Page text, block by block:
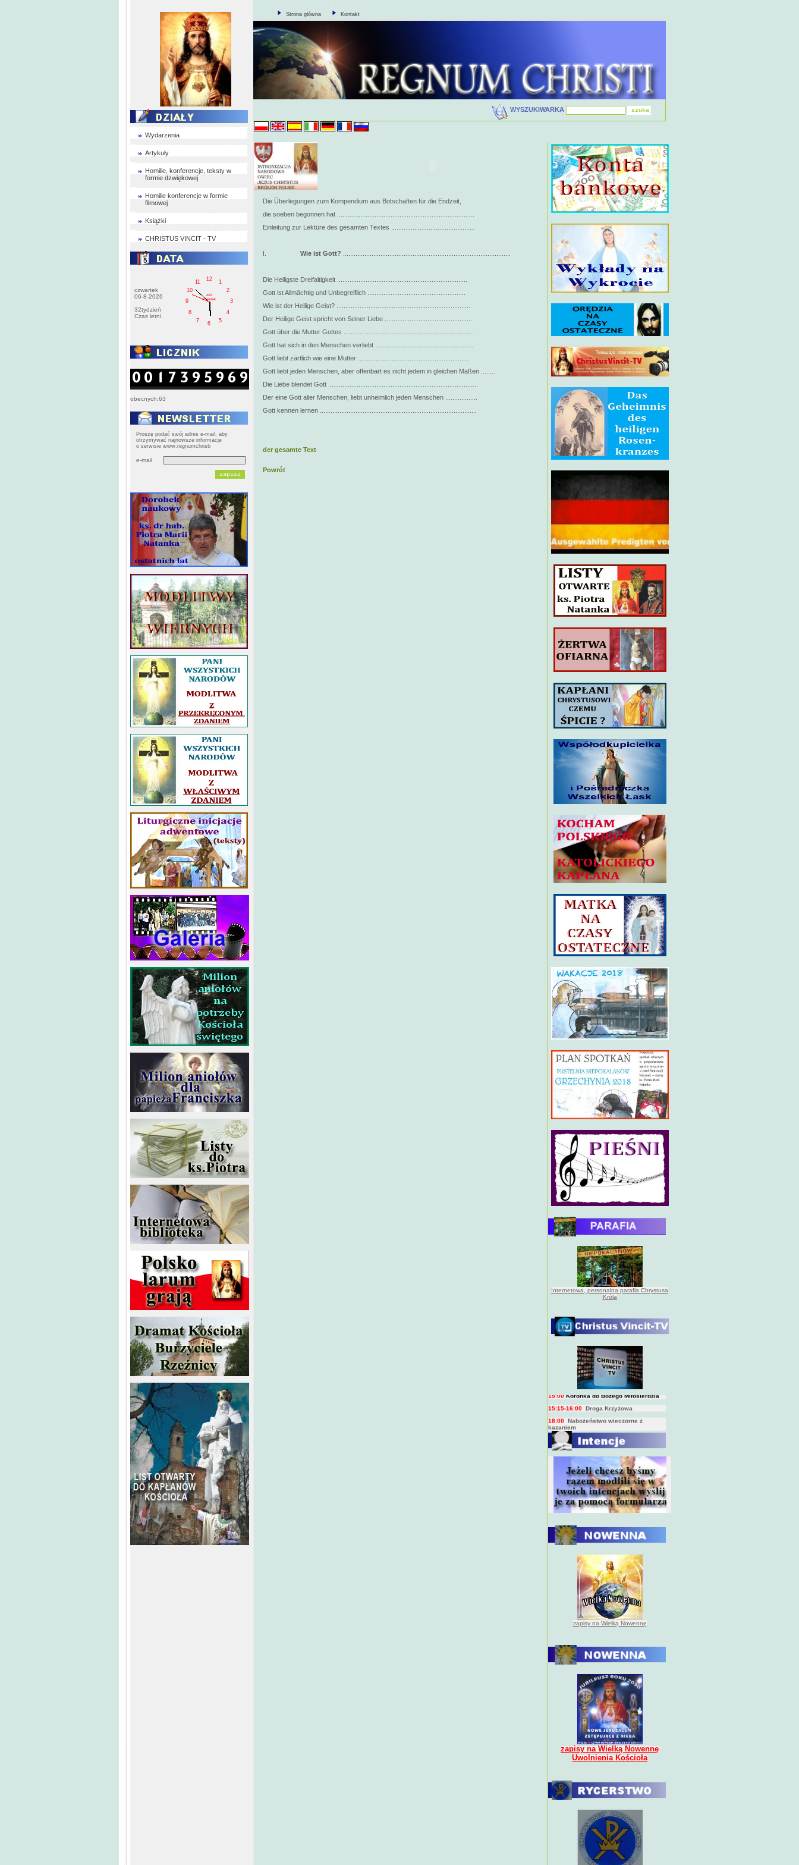
Wydarzenia
Artykuły
Homilie, konferencje, teksty w
formie dzwiękowej
Homilie konferencje w formie
filmowej
Książki
CHRISTUS VINCIT - TV
czwartek
06-8-2026
32tydzień
Czas letni
1
2
3
4
5
6
7
8
9
10
11
12
AM
czwartek
obecnych:63
Proszę podać swój adres e-mail, aby
otrzymywać najnowsze informacje
o serwisie www.regnumchristi
e-mail
Strona główna Kontakt
WYSZUKIWARKA
Die Überlegungen zum Kompendium aus Botschaften für die Endzeit,
die soeben begonnen hat .............................................................................
Einleitung zur Lektüre des gesamten Textes ...............................................
I. Wie ist Gott?
Die Heiligste Dreifaltigkeit .........................................................................
Gott ist Allmächtig und Unbegreiflich .......................................................
Wie ist der Heilige Geist? ...........................................................................
Der Heilige Geist spricht von Seiner Liebe .................................................
Gott über die Mutter Gottes .........................................................................
Gott hat sich in den Menschen verliebt .......................................................
Gott liebt zärtlich wie eine Mutter ..............................................................
Gott liebt jeden Menschen, aber offenbart es nicht jedem in gleichen Maßen ........
Die Liebe blendet Gott ....................................................................................
Der eine Gott aller Menschen, liebt unheimlich jeden Menschen ..................
Gott kennen lernen ........................................................................................
der gesamte Text
Powrót
Internetowa, personalna parafia Chrystusa
Króla
BIEŻĄCY PROGRAM TRANSMISJI
BEZPOŚREDNICH
(na żywo)
Msza święta
Koronka do Bożego Miłosierdzia
18:00 Nabożeństwo wieczorne z
kazaniem
10:00
Niedzielna Msza święta w miarę
możliwości ks. Piotra
zapisy na Wielką Nowennę
zapisy na Wielką Nowennę
Uwolnienia Kościoła